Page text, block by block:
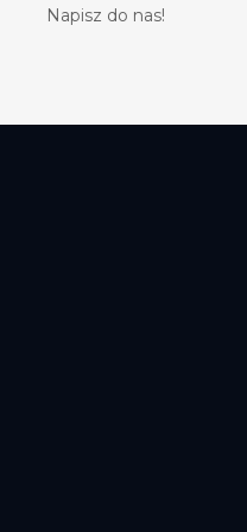
Napisz do nas!